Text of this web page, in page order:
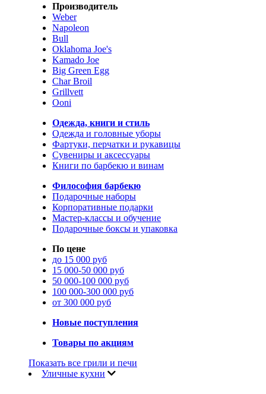
Производитель
Weber
Napoleon
Bull
Oklahoma Joe's
Kamado Joe
Big Green Egg
Char Broil
Grillvett
Ooni
Одежда, книги и стиль
Одежда и головные уборы
Фартуки, перчатки и рукавицы
Сувениры и аксессуары
Книги по барбекю и винам
Философия барбекю
Подарочные наборы
Корпоративные подарки
Мастер-классы и обучение
Подарочные боксы и упаковка
По цене
до 15 000 руб
15 000-50 000 руб
50 000-100 000 руб
100 000-300 000 руб
от 300 000 руб
Новые поступления
Товары по акциям
Показать все грили и печи
Уличные кухни